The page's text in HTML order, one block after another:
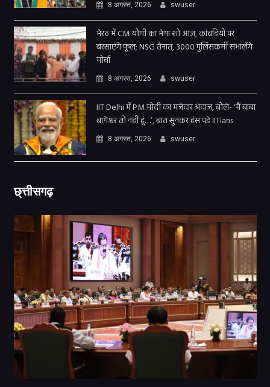
8 अगस्त, 2026 swuser
मेरठ में CM योगी का मेगा शो आज, कांवड़ियों पर
बरसाएंगे फूल; NSG तैनात, 3000 पुलिसकर्मी संभालेंगे
मोर्चा
8 अगस्त, 2026 swuser
IIT Delhi में PM मोदी का मजेदार अंदाज, बोले- ‘मैं बाबा
बागेश्वर तो नहीं हूं…’, बात सुनकर हंस पड़े IITians
8 अगस्त, 2026 swuser
छ्त्तीसगढ़